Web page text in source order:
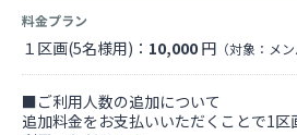
料金プラン
１区画(5名様用)： 10,000 円 （対象：メ
■ご利用人数の追加について
追加料金をお支払いいただくことで1